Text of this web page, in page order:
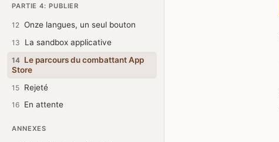
PARTIE 4: PUBLIER
12 Onze langues, un seul bouton
13 La sandbox applicative
14 Le parcours du combattant App
Store
15 Rejeté
16 En attente
ANNEXES